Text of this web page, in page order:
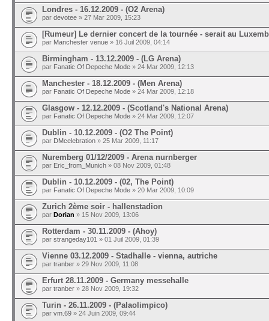
Londres - 16.12.2009 - (O2 Arena)
par devotee » 27 Mar 2009, 15:23
[Rumeur] Le dernier concert de la tournée - serait au
par Manchester venue » 16 Juil 2009, 04:14
Birmingham - 13.12.2009 - (LG Arena)
par Fanatic Of Depeche Mode » 24 Mar 2009, 12:13
Manchester - 18.12.2009 - (Men Arena)
par Fanatic Of Depeche Mode » 24 Mar 2009, 12:18
Glasgow - 12.12.2009 - (Scotland's National Arena)
par Fanatic Of Depeche Mode » 24 Mar 2009, 12:07
Dublin - 10.12.2009 - (O2 The Point)
par DMcelebration » 25 Mar 2009, 11:17
Nuremberg 01/12/2009 - Arena nurnberger
par Eric_from_Munich » 08 Nov 2009, 01:48
Dublin - 10.12.2009 - (02, The Point)
par Fanatic Of Depeche Mode » 20 Mar 2009, 10:09
Zurich 2ème soir - hallenstadion
par Dorian » 15 Nov 2009, 13:06
Rotterdam - 30.11.2009 - (Ahoy)
par strangeday101 » 01 Juil 2009, 01:39
Vienne 03.12.2009 - Stadhalle - vienna, autriche
par tranber » 29 Nov 2009, 11:08
Erfurt 28.11.2009 - Germany messehalle
par tranber » 28 Nov 2009, 19:32
Turin - 26.11.2009 - (Palaolimpico)
par vm.69 » 24 Juin 2009, 09:44